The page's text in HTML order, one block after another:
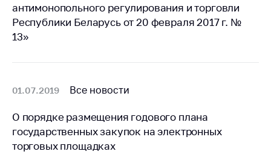
Применение мер
нетарифного
деятельность в
Беларусь
Защита
персональных
антимонопольного регулирования и торговли
Республики Беларусь от 20 февраля 2017 г. №
13»
01.07.2019 Все новости
О порядке размещения годового плана
государственных закупок на электронных
торговых площадках